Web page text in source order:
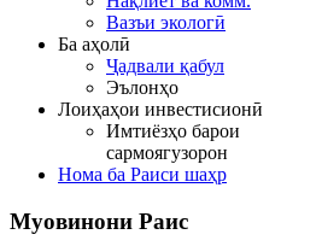
Вазъи экологӣ
Ба аҳолӣ
Ҷадвали қабул
Эълонҳо
Лоиҳаҳои инвестисионӣ
Имтиёзҳо барои
сармоягузорон
Нома ба Раиси шаҳр
Муовинони Раис